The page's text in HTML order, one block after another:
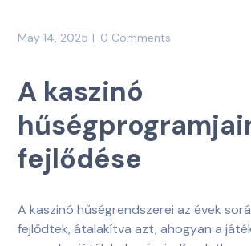
May 14, 2025 0 Comments
A kaszinó
fejlődése
A kaszinó hűségrendszerei az évek
fejlődtek, átalakítva azt, ahogyan a